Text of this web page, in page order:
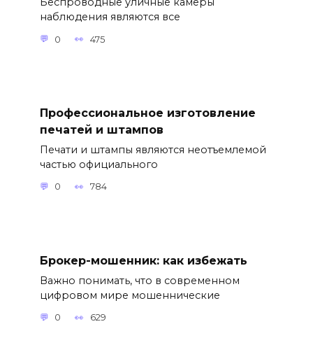
наблюдения являются все
0 475
Профессиональное изготовление
печатей и штампов
Печати и штампы являются неотъемлемой
частью официального
0 784
Брокер-мошенник: как избежать
Важно понимать, что в современном
цифровом мире мошеннические
0 629